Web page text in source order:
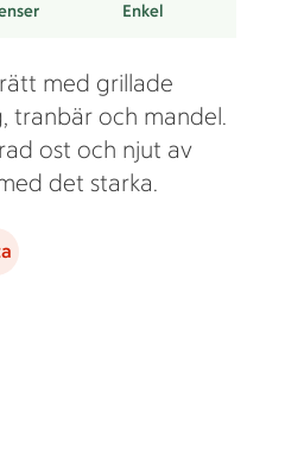
Enkel
med grillade
tranbär och mandel.
ost och njut av
det starka.